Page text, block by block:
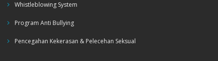
Whistleblowing System
Program Anti Bullying
Pencegahan Kekerasan & Pelecehan Seksual